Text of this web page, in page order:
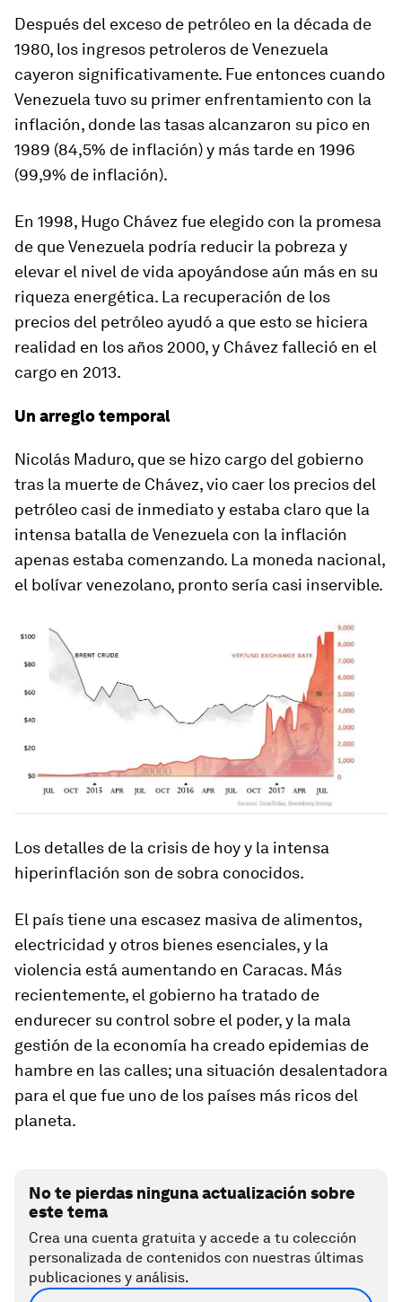
Después del exceso de petróleo en la década de
1980, los ingresos petroleros de Venezuela
cayeron significativamente. Fue entonces cuando
Venezuela tuvo su primer enfrentamiento con la
inflación, donde las tasas alcanzaron su pico en
1989 (84,5% de inflación) y más tarde en 1996
(99,9% de inflación).
En 1998, Hugo Chávez fue elegido con la promesa
de que Venezuela podría reducir la pobreza y
elevar el nivel de vida apoyándose aún más en su
riqueza energética. La recuperación de los
precios del petróleo ayudó a que esto se hiciera
realidad en los años 2000, y Chávez falleció en el
cargo en 2013.
Un arreglo temporal
Nicolás Maduro, que se hizo cargo del gobierno
tras la muerte de Chávez, vio caer los precios del
petróleo casi de inmediato y estaba claro que la
intensa batalla de Venezuela con la inflación
apenas estaba comenzando. La moneda nacional,
el bolívar venezolano, pronto sería casi inservible.
Los detalles de la crisis de hoy y la intensa
hiperinflación son de sobra conocidos.
El país tiene una escasez masiva de alimentos,
electricidad y otros bienes esenciales, y la
violencia está aumentando en Caracas. Más
recientemente, el gobierno ha tratado de
endurecer su control sobre el poder, y la mala
gestión de la economía ha creado epidemias de
hambre en las calles; una situación desalentadora
para el que fue uno de los países más ricos del
planeta.
No te pierdas ninguna actualización sobre
este tema
Crea una cuenta gratuita y accede a tu colección
personalizada de contenidos con nuestras últimas
publicaciones y análisis.